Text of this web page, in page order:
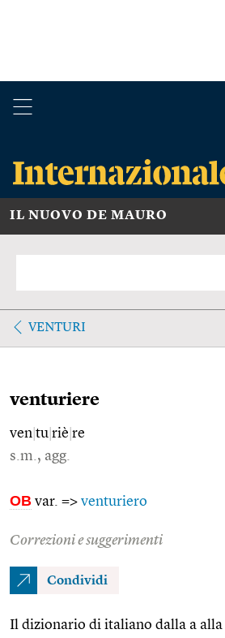
IL NUOVO DE MAURO
VENTURI
venturiere
ven tu riè re
s.m., agg.
OB var. => venturiero
Correzioni e suggerimenti
Condividi
Il dizionario di italiano dalla a alla